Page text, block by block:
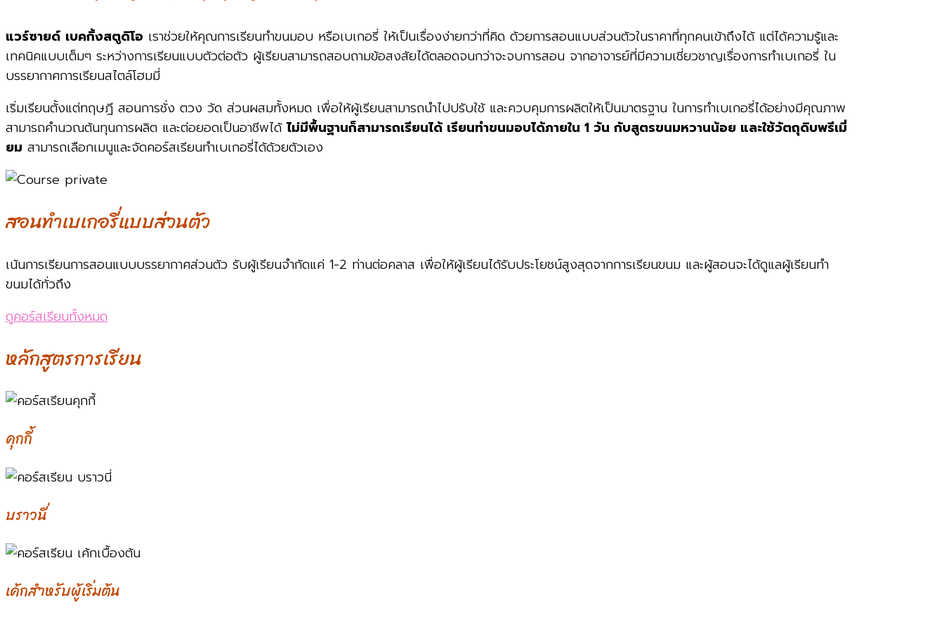
แวร์ซายด์ เบคกิ้งสตูดิโอ เราช่วยให้คุณการเรียนทำขนมอบ หรือเบเกอรี่ ให้เป็นเรื่องง่ายกว่าที่คิด ด้วยการสอนแบบส่วนตัวในราคาที่ทุกคนเข้าถึงได้ แต่ได้ความรู้และ
เทคนิคแบบเต็มๆ ระหว่างการเรียนแบบตัวต่อตัว ผู้เรียนสามารถสอบถามข้อสงสัยได้ตลอดจนกว่าจะจบการสอน จากอาจารย์ที่มีความเชี่ยวชาญเรื่องการทำเบเกอรี่ ใน
บรรยากาศการเรียนสไตล์โฮมมี่
เริ่มเรียนตั้งแต่ทฤษฎี สอนการชั่ง ตวง วัด ส่วนผสมทั้งหมด เพื่อให้ผู้เรียนสามารถนำไปปรับใช้ และควบคุมการผลิตให้เป็นมาตรฐาน ในการทำเบเกอรี่ได้อย่างมีคุณภาพ
สามารถคำนวณต้นทุนการผลิต และต่อยอดเป็นอาชีพได้ ไม่มีพื้นฐานก็สามารถเรียนได้ เรียนทำขนมอบได้ภายใน 1 วัน กับสูตรขนมหวานน้อย และใช้วัตถุดิบพรีเมี่
ยม สามารถเลือกเมนูและจัดคอร์สเรียนทำเบเกอรี่ได้ด้วยตัวเอง
สอนทำเบเกอรี่แบบส่วนตัว
เน้นการเรียนการสอนแบบบรรยากาศส่วนตัว รับผู้เรียนจำกัดแค่ 1-2 ท่านต่อคลาส เพื่อให้ผู้เรียนได้รับประโยชน์สูงสุดจากการเรียนขนม และผู้สอนจะได้ดูแลผู้เรียนทำ
ขนมได้ทั่วถึง
ดูคอร์สเรียนทั้งหมด
หลักสูตรการเรียน
คุกกี้
บราวนี่
เค้กสำหรับผู้เริ่มต้น